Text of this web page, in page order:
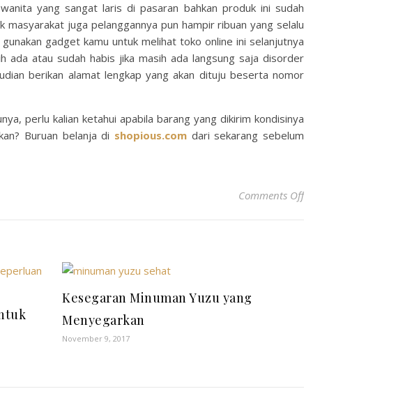
yang sangat laris di pasaran bahkan produk ini sudah
juga pelanggannya pun hampir ribuan yang selalu
gadget kamu untuk melihat toko online ini selanjutnya
ada atau sudah habis jika masih ada langsung saja disorder
berikan alamat lengkap yang akan dituju beserta nomor
perlu kalian ketahui apabila barang yang dikirim kondisinya
Buruan belanja di shopious.com dari sekarang sebelum
Comments Offon Jual Baju
Kesegaran Minuman Yuzu yang
Menyegarkan
November 9, 2017